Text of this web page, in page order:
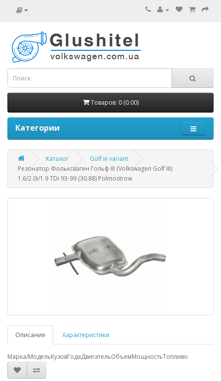
Товаров: 0 (0.00)
Категории
Каталог
Golf iii variant
Резонатор Фольксваген Гольф III (Volkswagen Golf III)
1.6/2.0i/1.9 TDi 93-99 (30.88) Polmostrow
Описание Характеристики
Марка/МодельКузовГодаДвигательОбъемМощностьТопливо